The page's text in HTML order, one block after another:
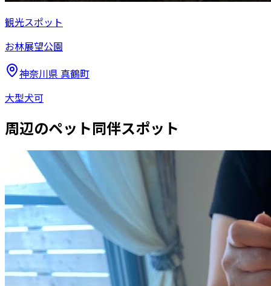
観光スポット
お林展望公園
神奈川県 真鶴町
大型犬可
周辺のペット同伴スポット